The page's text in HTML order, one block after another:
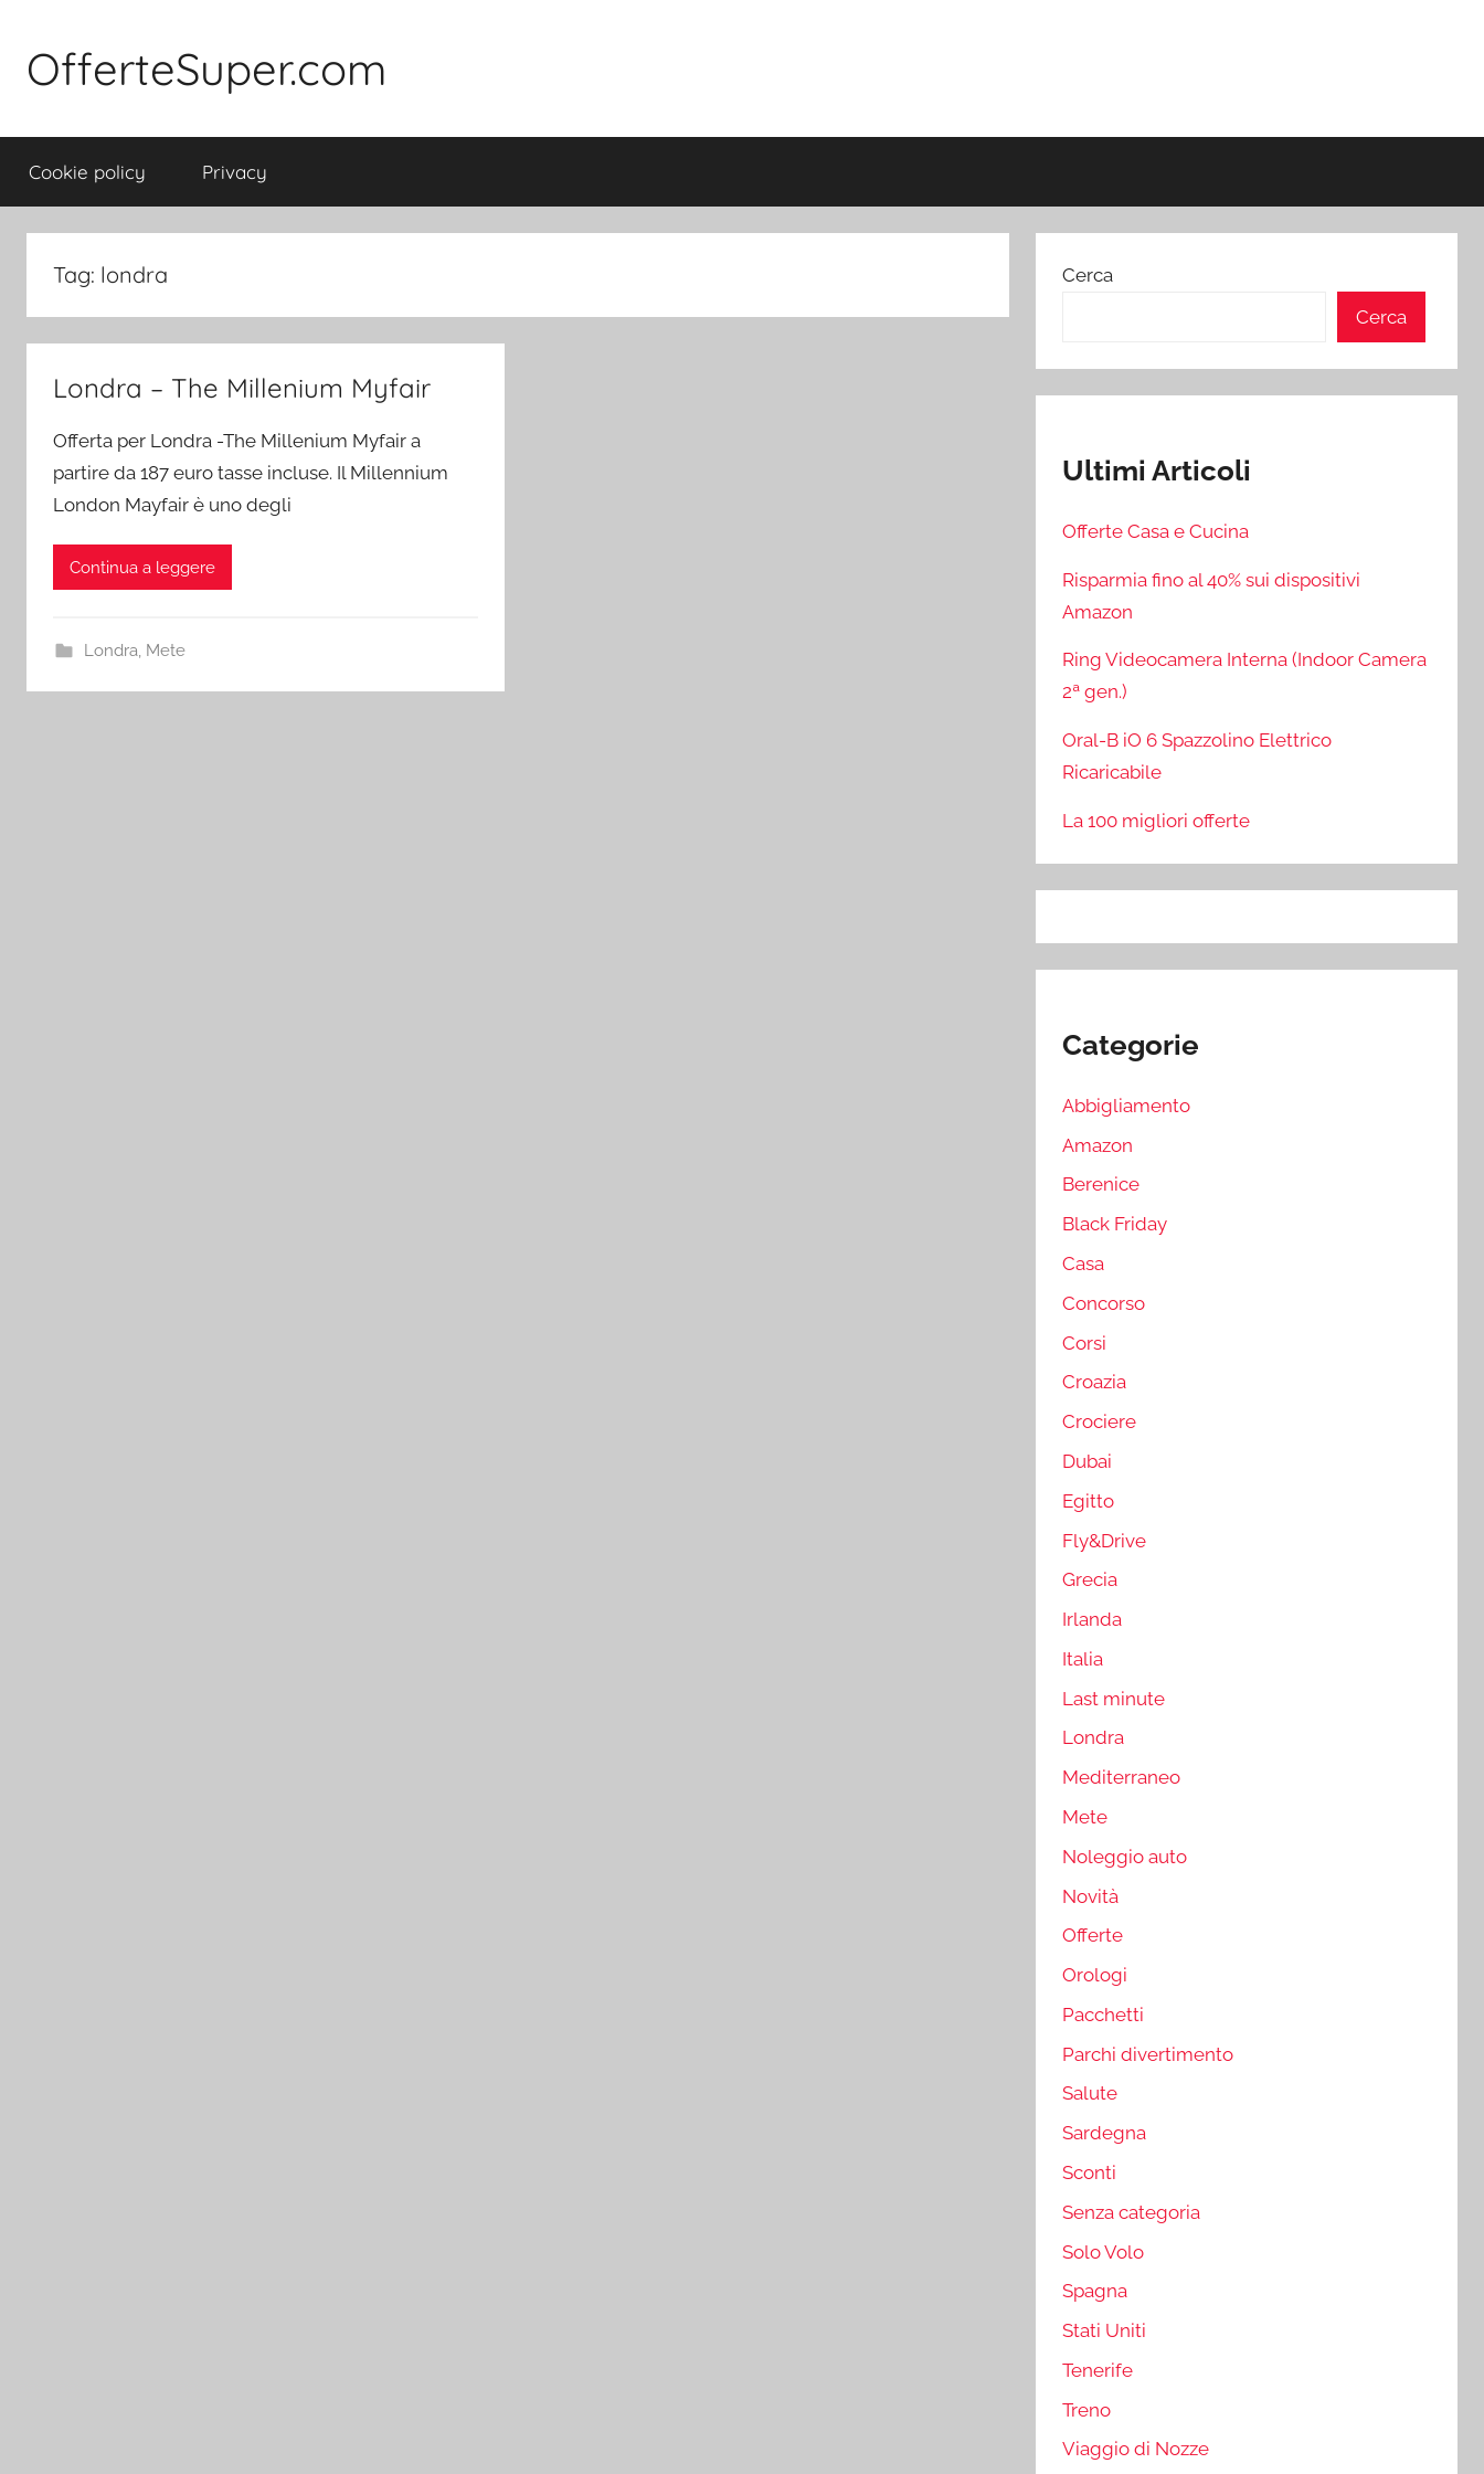
contenuto
OfferteSuper.com
Cookie policy Privacy
Tag: londra
Londra – The Millenium Myfair
Offerta per Londra -The Millenium Myfair a
partire da 187 euro tasse incluse. Il Millennium
London Mayfair è uno degli
Continua a leggere
Londra, Mete
Cerca
Cerca
Ultimi Articoli
Offerte Casa e Cucina
Risparmia fino al 40% sui dispositivi
Amazon
Ring Videocamera Interna (Indoor Camera
2ª gen.)
Oral-B iO 6 Spazzolino Elettrico
Ricaricabile
La 100 migliori offerte
Categorie
Abbigliamento
Amazon
Berenice
Black Friday
Casa
Concorso
Corsi
Croazia
Crociere
Dubai
Egitto
Fly&Drive
Grecia
Irlanda
Italia
Last minute
Londra
Mediterraneo
Mete
Noleggio auto
Novità
Offerte
Orologi
Pacchetti
Parchi divertimento
Salute
Sardegna
Sconti
Senza categoria
Solo Volo
Spagna
Stati Uniti
Tenerife
Treno
Viaggio di Nozze